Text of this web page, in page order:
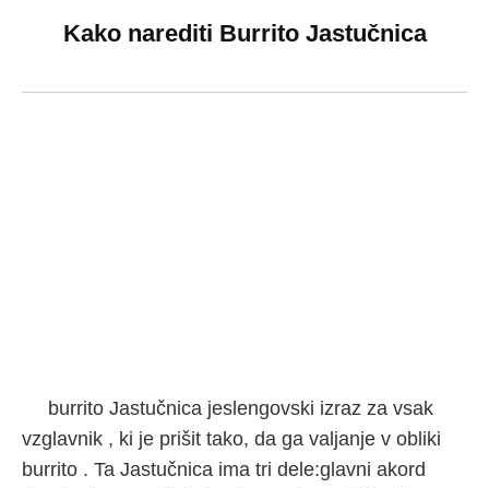
Kako narediti Burrito Jastučnica
burrito Jastučnica jeslengovski izraz za vsak
vzglavnik , ki je prišit tako, da ga valjanje v obliki
burrito . Ta Jastučnica ima tri dele:glavni akord